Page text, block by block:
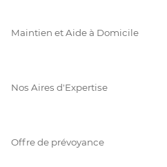
Maintien et Aide à Domicile
Nos Aires d'Expertise
Offre de prévoyance